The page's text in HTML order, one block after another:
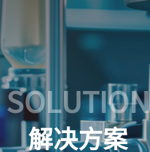
SOLUTION
解决方案